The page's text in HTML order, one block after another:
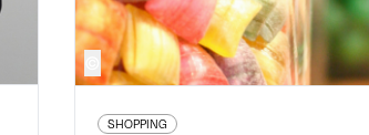
SHOPPING
04 72 40 97 49
www.violette-berlingot.com